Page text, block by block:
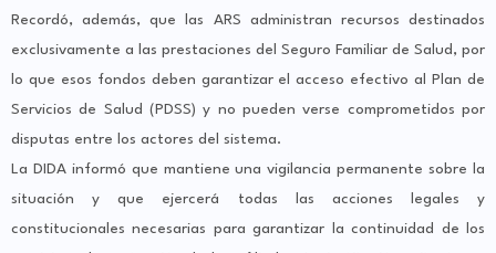
Recordó, además, que las ARS administran recursos destinados
exclusivamente a las prestaciones del Seguro Familiar de Salud, por
lo que esos fondos deben garantizar el acceso efectivo al Plan de
Servicios de Salud (PDSS) y no pueden verse comprometidos por
disputas entre los actores del sistema.
La DIDA informó que mantiene una vigilancia permanente sobre la
situación y que ejercerá todas las acciones legales y
constitucionales necesarias para garantizar la continuidad de los